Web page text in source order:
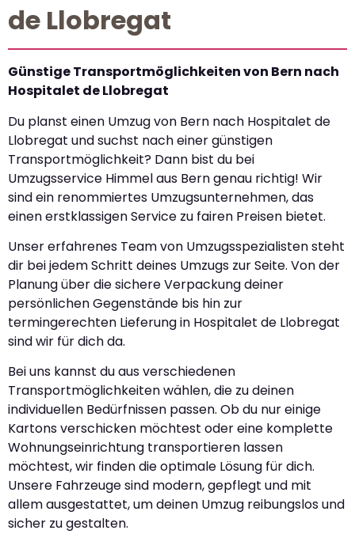
de Llobregat
Günstige Transportmöglichkeiten von Bern nach
Hospitalet de Llobregat
Du planst einen Umzug von Bern nach Hospitalet de
Llobregat und suchst nach einer günstigen
Transportmöglichkeit? Dann bist du bei
Umzugsservice Himmel aus Bern genau richtig! Wir
sind ein renommiertes Umzugsunternehmen, das
einen erstklassigen Service zu fairen Preisen bietet.
Unser erfahrenes Team von Umzugsspezialisten steht
dir bei jedem Schritt deines Umzugs zur Seite. Von der
Planung über die sichere Verpackung deiner
persönlichen Gegenstände bis hin zur
termingerechten Lieferung in Hospitalet de Llobregat
sind wir für dich da.
Bei uns kannst du aus verschiedenen
Transportmöglichkeiten wählen, die zu deinen
individuellen Bedürfnissen passen. Ob du nur einige
Kartons verschicken möchtest oder eine komplette
Wohnungseinrichtung transportieren lassen
möchtest, wir finden die optimale Lösung für dich.
Unsere Fahrzeuge sind modern, gepflegt und mit
allem ausgestattet, um deinen Umzug reibungslos und
sicher zu gestalten.